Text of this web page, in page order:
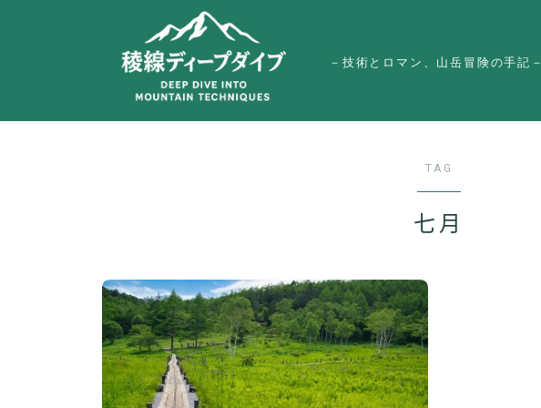
－技術とロマン、山岳冒険の手記－
TAG
七月